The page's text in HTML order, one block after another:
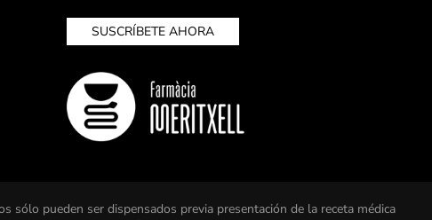
SUSCRÍBETE AHORA
sólo pueden ser dispensados previa presentación de la receta médica